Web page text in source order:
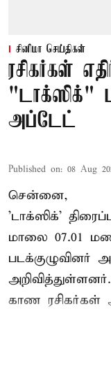
சினிமா செய்திகள்
ரசிகர்கள்
"டாக்ஸிக்"
அப்டேட்
Published on: 08 Aug
சென்னை,
'டாக்ஸிக்'
மாலை 07.01
படக்குழுவினர்
காண ரசிகர்கள்